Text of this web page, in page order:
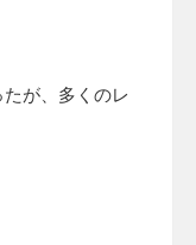
が、多くのレ